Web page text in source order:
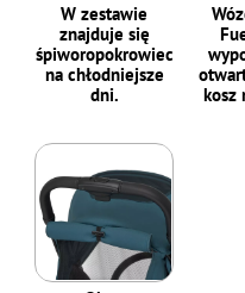
W zestawie
znajduje się
śpiworopokrowiec
na chłodniejsze
dni.
kosz